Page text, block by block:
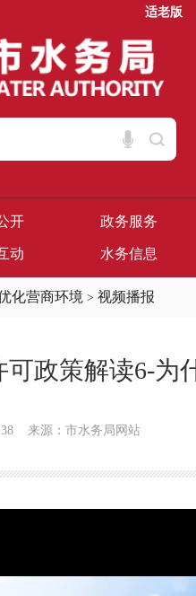
适老版
开 政务服务
动 水务信息
化营商环境 > 视频播报
可政策解读6-为
来源：市水务局网站